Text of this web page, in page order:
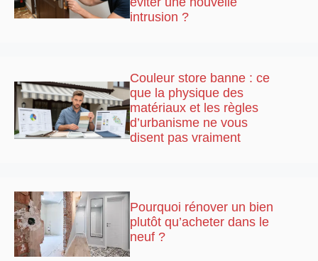
intrusion ?
Couleur store banne : ce
que la physique des
matériaux et les règles
d’urbanisme ne vous
disent pas vraiment
Pourquoi rénover un bien
plutôt qu’acheter dans le
neuf ?